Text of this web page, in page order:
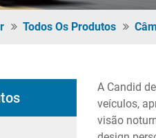
Todos Os Produtos
A Candid
veículos,
visão